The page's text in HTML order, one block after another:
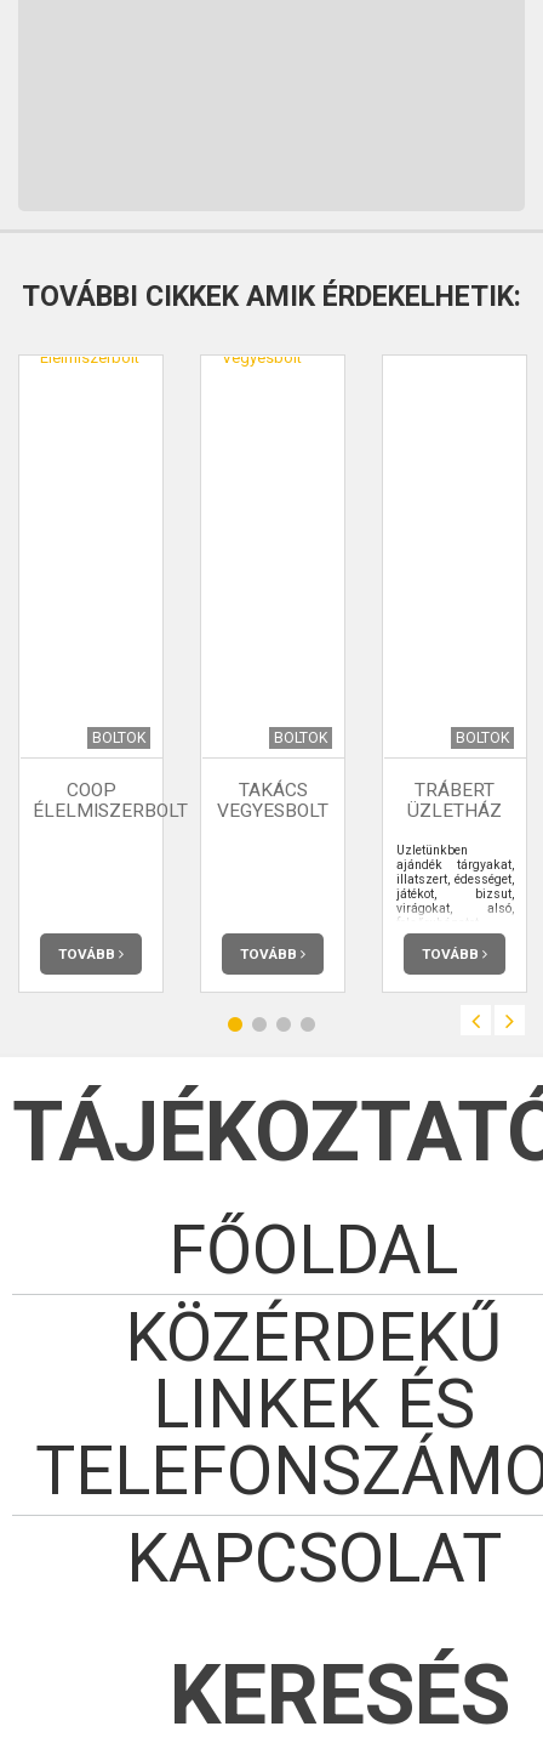
TOVÁBBI CIKKEK AMIK ÉRDEKELHETIK:
BOLTOK
COOP
ÉLELMISZERBOLT
TOVÁBB
BOLTOK
TAKÁCS
VEGYESBOLT
TOVÁBB
BOLTOK
TRÁBERT
ÜZLETHÁZ
Üzletünkben
ajándék tárgyakat,
illatszert, édességet,
játékot, bizsut,
virágokat, alsó,
felsőruházatot,
egyéb háztartási
termékeket
forgalmazunk,
szőnyegtisztító gép
csere, mobil
várjuk kedves
vevőinket.
TOVÁBB
FŐOLDAL
KÖZÉRDEKŰ
LINKEK ÉS
KAPCSOLAT
KERESÉS